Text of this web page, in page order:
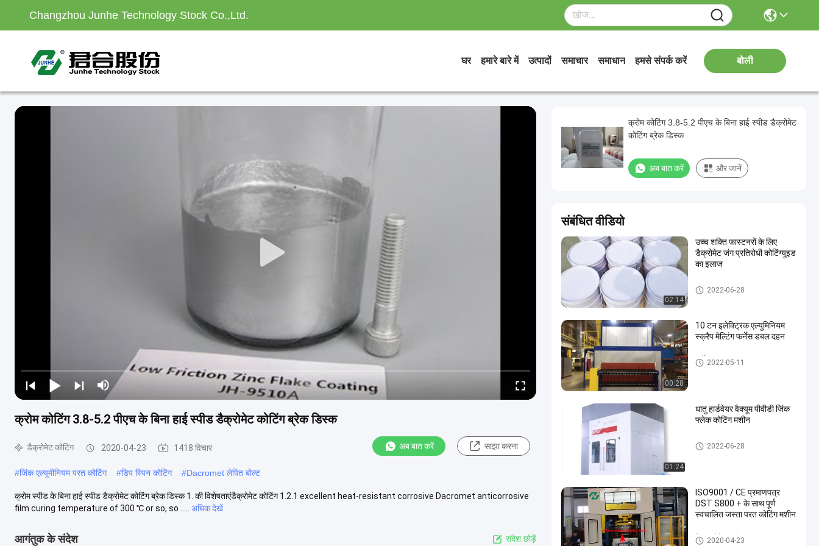
Changzhou Junhe Technology Stock Co.,Ltd.
घर हमारे बारे में उत्पादों समाचार समाधान हमसे संपर्क करें बोली
क्रोम कोटिंग 3.8-5.2 पीएच के बिना हाई स्पीड डैक्रोमेट कोटिंग ब्रेक डिस्क
डैक्रोमेट कोटिंग 2020-04-23 1418 विचार अब बात करें साझा करना
#जिंक एल्यूमीनियम परत कोटिंग #डिप स्पिन कोटिंग #Dacromet लेपित बोल्ट
क्रोम स्पीड के बिना हाई स्पीड डैक्रोमेट कोटिंग ब्रेक डिस्क 1. की विशेषताएंडैक्रोमेट कोटिंग 1.2.1 excellent heat-resistant corrosive Dacromet anticorrosive
film curing temperature of 300 ℃ or so, so .....
अधिक देखें
आगंतुक के संदेश संदेश छोड़ें
क्रोम कोटिंग 3.8-5.2 पीएच के बिना हाई स्पीड डैक्रोमेट
कोटिंग ब्रेक डिस्क
अब बात करें और जानें
संबंधित वीडियो
02:14
उच्च शक्ति फास्टनरों के लिए
डैक्रोमेट जंग प्रतिरोधी कोटिंग्यूइड
का इलाज
डैक्रोमेट कोटिंग
2022-06-28
00:28
10 टन इलेक्ट्रिक एल्युमिनियम
स्क्रैप मेल्टिंग फर्नेस डबल दहन
फर्नेस का इलाज
2022-05-11
01:24
धातु हार्डवेयर वैक्यूम पीवीडी जिंक
फ्लेक कोटिंग मशीन
जिंक परत कोटिंग मशीन
2022-06-28
ISO9001 / CE प्रमाणपत्र
DST S800 + के साथ पूर्ण
स्वचालित जस्ता परत कोटिंग मशीन
स्पिन कोटिंग मशीन
2020-04-23